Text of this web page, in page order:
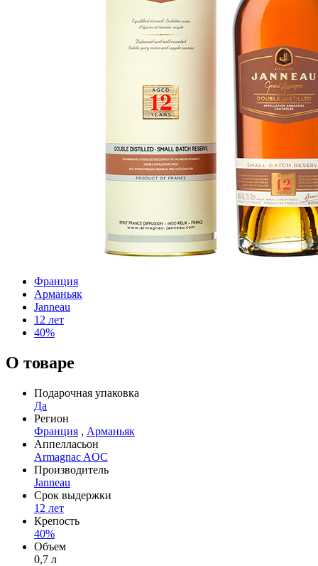
Франция
Арманьяк
Janneau
12 лет
40%
О товаре
Подарочная упаковка
Да
Регион
Франция , Арманьяк
Аппелласьон
Armagnac AOC
Производитель
Janneau
Срок выдержки
12 лет
Крепость
40%
Объем
0,7 л